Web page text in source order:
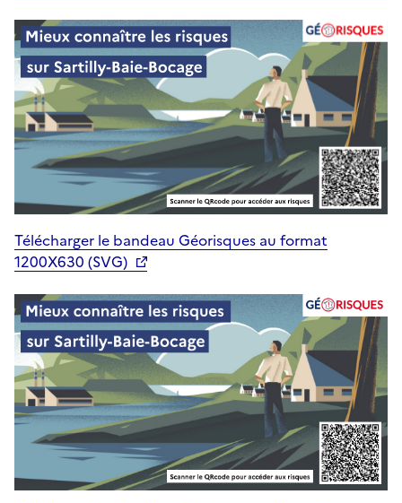
Télécharger le bandeau Géorisques au format
1200X630 (SVG)